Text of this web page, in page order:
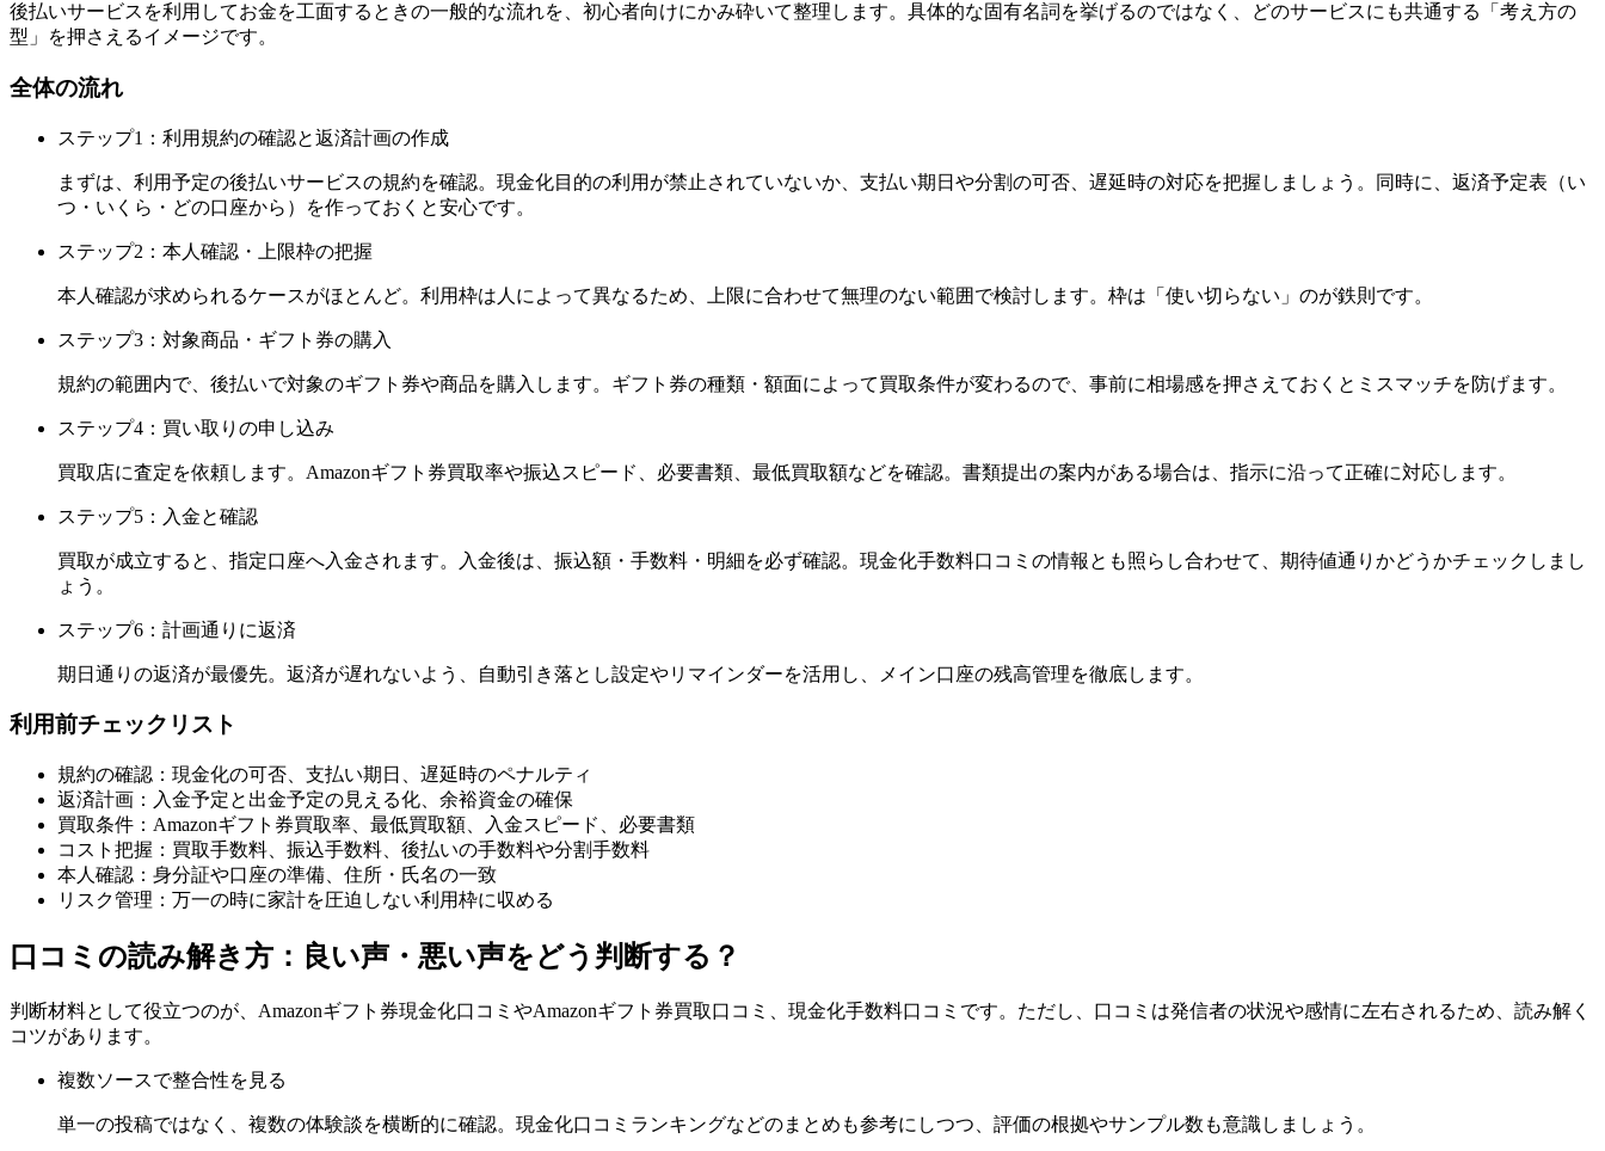
後払いサービスを利用してお金を工面するときの一般的な流れを、初心者向けにかみ砕いて整理します。具体的な固有名詞を挙げるのではなく、どのサービスにも共通する「考え方の
型」を押さえるイメージです。
全体の流れ
ステップ1：利用規約の確認と返済計画の作成
まずは、利用予定の後払いサービスの規約を確認。現金化目的の利用が禁止されていないか、支払い期日や分割の可否、遅延時の対応を把握しましょう。同時に、返済予定表（い
つ・いくら・どの口座から）を作っておくと安心です。
ステップ2：本人確認・上限枠の把握
本人確認が求められるケースがほとんど。利用枠は人によって異なるため、上限に合わせて無理のない範囲で検討します。枠は「使い切らない」のが鉄則です。
ステップ3：対象商品・ギフト券の購入
規約の範囲内で、後払いで対象のギフト券や商品を購入します。ギフト券の種類・額面によって買取条件が変わるので、事前に相場感を押さえておくとミスマッチを防げます。
ステップ4：買い取りの申し込み
買取店に査定を依頼します。Amazonギフト券買取率や振込スピード、必要書類、最低買取額などを確認。書類提出の案内がある場合は、指示に沿って正確に対応します。
ステップ5：入金と確認
買取が成立すると、指定口座へ入金されます。入金後は、振込額・手数料・明細を必ず確認。現金化手数料口コミの情報とも照らし合わせて、期待値通りかどうかチェックしまし
ょう。
ステップ6：計画通りに返済
期日通りの返済が最優先。返済が遅れないよう、自動引き落とし設定やリマインダーを活用し、メイン口座の残高管理を徹底します。
利用前チェックリスト
規約の確認：現金化の可否、支払い期日、遅延時のペナルティ
返済計画：入金予定と出金予定の見える化、余裕資金の確保
買取条件：Amazonギフト券買取率、最低買取額、入金スピード、必要書類
コスト把握：買取手数料、振込手数料、後払いの手数料や分割手数料
本人確認：身分証や口座の準備、住所・氏名の一致
リスク管理：万一の時に家計を圧迫しない利用枠に収める
口コミの読み解き方：良い声・悪い声をどう判断する？
判断材料として役立つのが、Amazonギフト券現金化口コミやAmazonギフト券買取口コミ、現金化手数料口コミです。ただし、口コミは発信者の状況や感情に左右されるため、読み解く
コツがあります。
複数ソースで整合性を見る
単一の投稿ではなく、複数の体験談を横断的に確認。現金化口コミランキングなどのまとめも参考にしつつ、評価の根拠やサンプル数も意識しましょう。